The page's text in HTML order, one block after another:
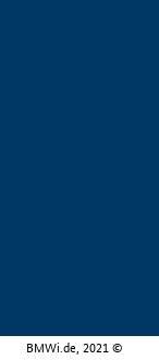
BMWi.de, 2021 ©